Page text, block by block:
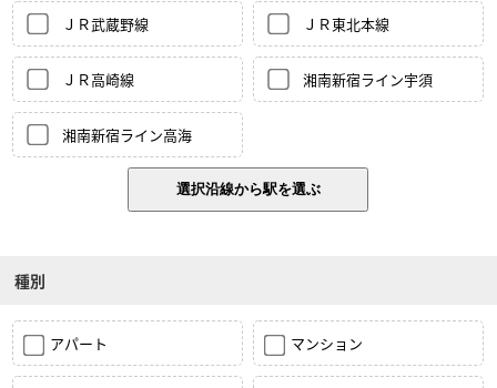
ＪＲ武蔵野線 ＪＲ東北本線
ＪＲ高崎線 湘南新宿ライン宇須
湘南新宿ライン高海
種別
アパート マンション